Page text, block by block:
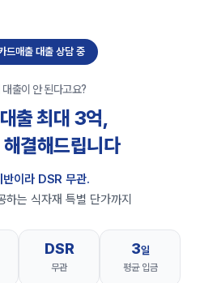
드매출 대출 상담 중
대출이 안 된다고요?
출 최대 3억,
결해드립니다
반이라 DSR 무관.
하는 식자재 특별 단가까지
DSR
무관
3일
평균 입금